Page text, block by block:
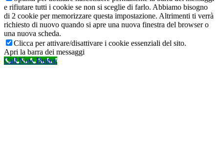
e rifiutare tutti i cookie se non si sceglie di farlo. Abbiamo bisogno
di 2 cookie per memorizzare questa impostazione. Altrimenti ti verrà
richiesto di nuovo quando si apre una nuova finestra del browser o
una nuova scheda.
Clicca per attivare/disattivare i cookie essenziali del sito.
Apri la barra dei messaggi
Call Now Button